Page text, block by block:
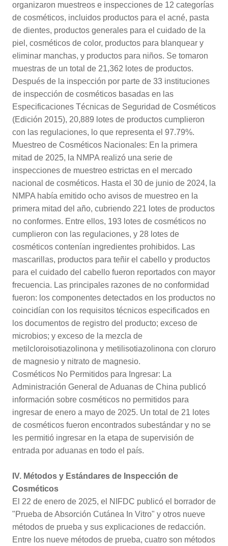
organizaron muestreos e inspecciones de 12 categorías
de cosméticos, incluidos productos para el acné, pasta
de dientes, productos generales para el cuidado de la
piel, cosméticos de color, productos para blanquear y
eliminar manchas, y productos para niños. Se tomaron
muestras de un total de 21,362 lotes de productos.
Después de la inspección por parte de 33 instituciones
de inspección de cosméticos basadas en las
Especificaciones Técnicas de Seguridad de Cosméticos
(Edición 2015), 20,889 lotes de productos cumplieron
con las regulaciones, lo que representa el 97.79%.
Muestreo de Cosméticos Nacionales: En la primera
mitad de 2025, la NMPA realizó una serie de
inspecciones de muestreo estrictas en el mercado
nacional de cosméticos. Hasta el 30 de junio de 2024, la
NMPA había emitido ocho avisos de muestreo en la
primera mitad del año, cubriendo 221 lotes de productos
no conformes. Entre ellos, 193 lotes de cosméticos no
cumplieron con las regulaciones, y 28 lotes de
cosméticos contenían ingredientes prohibidos. Las
mascarillas, productos para teñir el cabello y productos
para el cuidado del cabello fueron reportados con mayor
frecuencia. Las principales razones de no conformidad
fueron: los componentes detectados en los productos no
coincidían con los requisitos técnicos especificados en
los documentos de registro del producto; exceso de
microbios; y exceso de la mezcla de
metilcloroisotiazolinona y metilisotiazolinona con cloruro
de magnesio y nitrato de magnesio.
Cosméticos No Permitidos para Ingresar: La
Administración General de Aduanas de China publicó
información sobre cosméticos no permitidos para
ingresar de enero a mayo de 2025. Un total de 21 lotes
de cosméticos fueron encontrados subestándar y no se
les permitió ingresar en la etapa de supervisión de
entrada por aduanas en todo el país.
IV. Métodos y Estándares de Inspección de
Cosméticos
El 22 de enero de 2025, el NIFDC publicó el borrador de
"Prueba de Absorción Cutánea In Vitro" y otros nueve
métodos de prueba y sus explicaciones de redacción.
Entre los nueve métodos de prueba, cuatro son métodos